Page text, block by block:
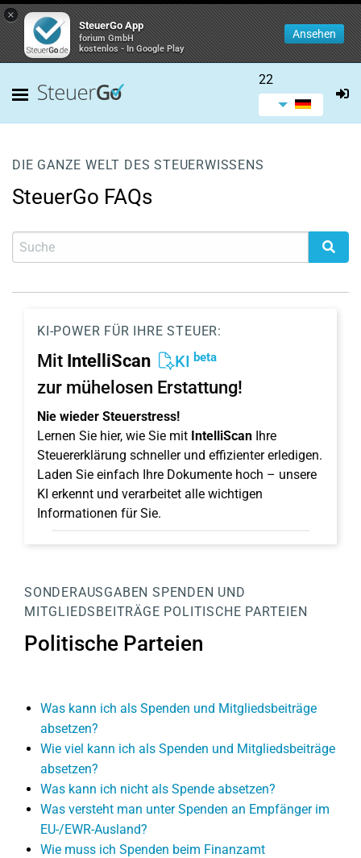
×
SteuerGo App
forium GmbH
kostenlos - In Google Play
Ansehen
22
DIE GANZE WELT DES STEUERWISSENS
SteuerGo FAQs
KI-POWER FÜR IHRE STEUER:
Mit IntelliScan KI beta
zur mühelosen Erstattung!
Nie wieder Steuerstress!
Lernen Sie hier, wie Sie mit IntelliScan Ihre
Steuererklärung schneller und effizienter erledigen.
Laden Sie einfach Ihre Dokumente hoch – unsere
KI erkennt und verarbeitet alle wichtigen
Informationen für Sie.
SONDERAUSGABEN SPENDEN UND
MITGLIEDSBEITRÄGE POLITISCHE PARTEIEN
Politische Parteien
Was kann ich als Spenden und Mitgliedsbeiträge
absetzen?
Wie viel kann ich als Spenden und Mitgliedsbeiträge
absetzen?
Was kann ich nicht als Spende absetzen?
Was versteht man unter Spenden an Empfänger im
EU-/EWR-Ausland?
Wie muss ich Spenden beim Finanzamt